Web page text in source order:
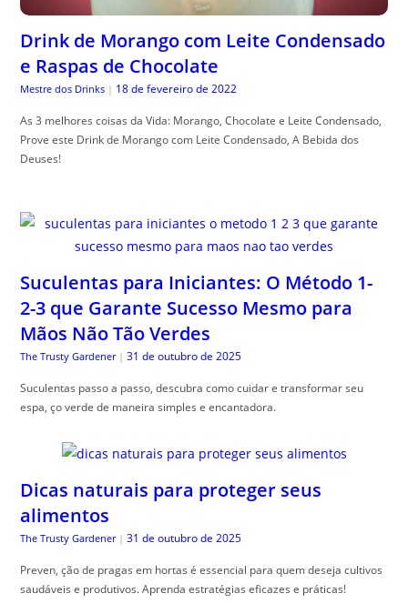
Drink de Morango com Leite Condensado
e Raspas de Chocolate
Mestre dos Drinks | 18 de fevereiro de 2022
As 3 melhores coisas da Vida: Morango, Chocolate e Leite Condensado,
Prove este Drink de Morango com Leite Condensado, A Bebida dos
Deuses!
Suculentas para Iniciantes: O Método 1-
2-3 que Garante Sucesso Mesmo para
Mãos Não Tão Verdes
The Trusty Gardener | 31 de outubro de 2025
Suculentas passo a passo, descubra como cuidar e transformar seu
espa, ço verde de maneira simples e encantadora.
Dicas naturais para proteger seus
alimentos
The Trusty Gardener | 31 de outubro de 2025
Preven, ção de pragas em hortas é essencial para quem deseja cultivos
saudáveis e produtivos. Aprenda estratégias eficazes e práticas!